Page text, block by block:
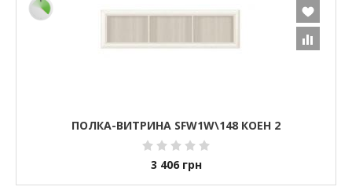
ПОЛКА-ВИТРИНА SFW1W\148 КОЕН 2
3 406 грн